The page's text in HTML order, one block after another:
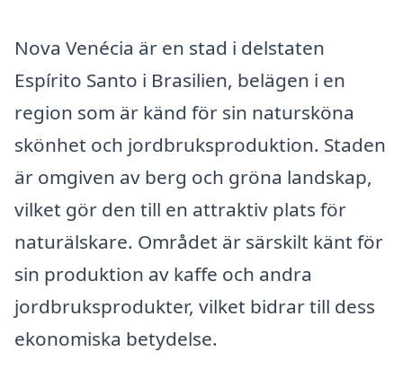
Nova Venécia är en stad i delstaten
Espírito Santo i Brasilien, belägen i en
region som är känd för sin natursköna
skönhet och jordbruksproduktion. Staden
är omgiven av berg och gröna landskap,
vilket gör den till en attraktiv plats för
naturälskare. Området är särskilt känt för
sin produktion av kaffe och andra
jordbruksprodukter, vilket bidrar till dess
ekonomiska betydelse.